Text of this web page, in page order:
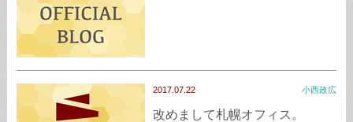
2017.07.22 小西政広
改めまして札幌オフィス。